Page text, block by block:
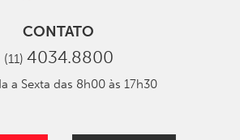
CONTATO
(11) 4034.8800
a Sexta das 8h00 às 17h30